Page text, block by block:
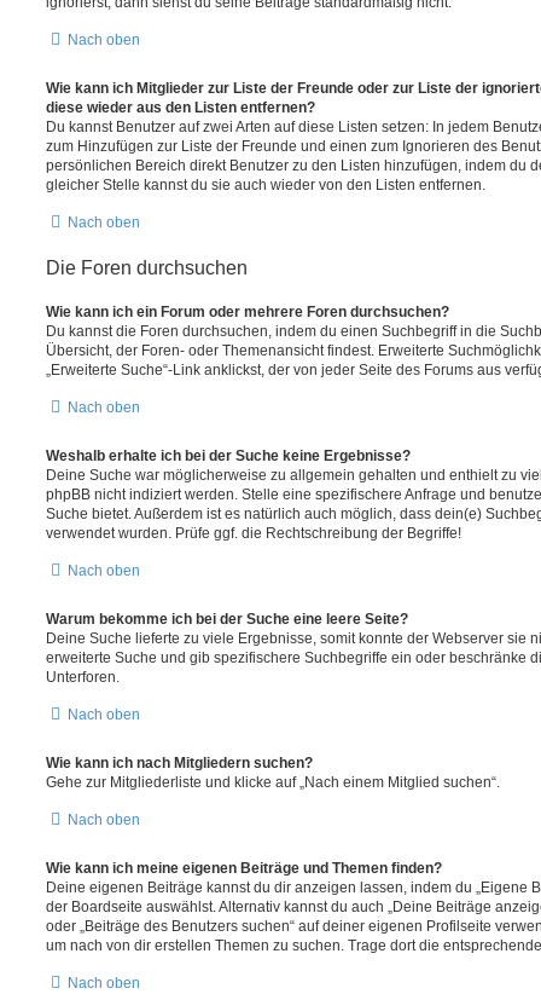
Nach oben
Wie kann ich Mitglieder zur Liste der Freunde oder zur Liste der
diese wieder aus den Listen entfernen?
Du kannst Benutzer auf zwei Arten auf diese Listen setzen: In jedem
zum Hinzufügen zur Liste der Freunde und einen zum Ignorieren des
persönlichen Bereich direkt Benutzer zu den Listen hinzufügen, indem du
gleicher Stelle kannst du sie auch wieder von den Listen entfernen.
Nach oben
Die Foren durchsuchen
Wie kann ich ein Forum oder mehrere Foren durchsuchen?
Du kannst die Foren durchsuchen, indem du einen Suchbegriff in die
Übersicht, der Foren- oder Themenansicht findest. Erweiterte
„Erweiterte Suche“-Link anklickst, der von jeder Seite des Forums aus
Nach oben
Weshalb erhalte ich bei der Suche keine Ergebnisse?
Deine Suche war möglicherweise zu allgemein gehalten und enthielt zu
phpBB nicht indiziert werden. Stelle eine spezifischere Anfrage und
Suche bietet. Außerdem ist es natürlich auch möglich, dass dein(e)
verwendet wurden. Prüfe ggf. die Rechtschreibung der Begriffe!
Nach oben
Warum bekomme ich bei der Suche eine leere Seite?
Deine Suche lieferte zu viele Ergebnisse, somit konnte der Webserver sie
erweiterte Suche und gib spezifischere Suchbegriffe ein oder beschränke
Unterforen.
Nach oben
Wie kann ich nach Mitgliedern suchen?
Gehe zur Mitgliederliste und klicke auf „Nach einem Mitglied suchen“.
Nach oben
Wie kann ich meine eigenen Beiträge und Themen finden?
Deine eigenen Beiträge kannst du dir anzeigen lassen, indem du „Eigene
der Boardseite auswählst. Alternativ kannst du auch „Deine Beiträge
oder „Beiträge des Benutzers suchen“ auf deiner eigenen Profilseite
um nach von dir erstellen Themen zu suchen. Trage dort die
Nach oben